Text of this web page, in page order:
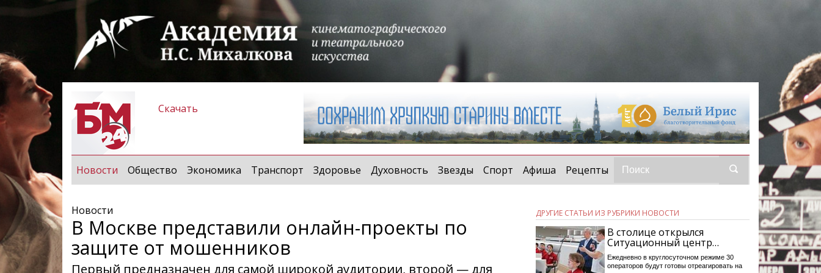
Скачать
Новости (current)
Общество Экономика Транспорт Здоровье Духовность Звезды Спорт Афиша Рецепты
Новости
В Москве представили онлайн-проекты по
защите от мошенников
Первый предназначен для самой широкой аудитории, второй — для
ДРУГИЕ СТАТЬИ ИЗ РУБРИКИ НОВОСТИ
В столице открылся
Ситуационный центр…
Ежедневно в круглосуточном режиме 30
операторов будут готовы отреагировать на